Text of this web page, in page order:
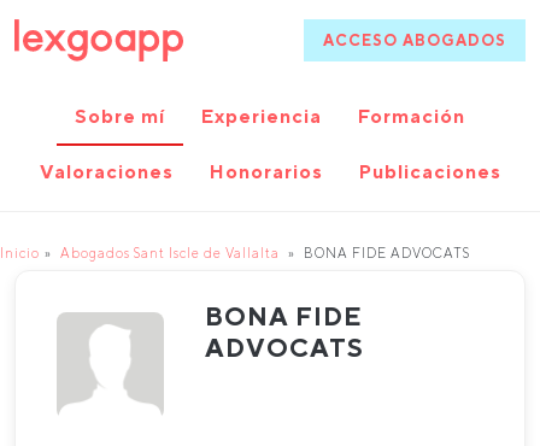
ACCESO ABOGADOS
Sobre mí Experiencia Formación
Valoraciones Honorarios Publicaciones
Inicio Abogados Sant Iscle de Vallalta BONA FIDE ADVOCATS
BONA FIDE
ADVOCATS